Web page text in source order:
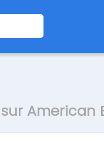
American